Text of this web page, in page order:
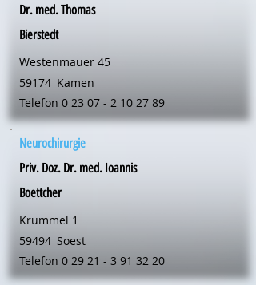
Dr. med. Thomas
Bierstedt
Westenmauer 45
59174 Kamen
Telefon 0 23 07 - 2 10 27 89
Neurochirurgie
Priv. Doz. Dr. med. Ioannis
Boettcher
Krummel 1
59494 Soest
Telefon 0 29 21 - 3 91 32 20